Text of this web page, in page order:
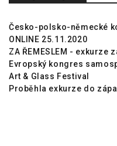
Česko-polsko-německé
ONLINE 25.11.2020
ZA ŘEMESLEM - exkurze
Evropský kongres
Art & Glass Festival
Proběhla exkurze do